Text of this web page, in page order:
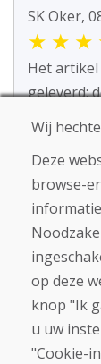
SK Oker,
★ ★ ★
Het
geleverd;
Jürgen
★★★
We
gebruikt...
Wij
Deze
browse-
op deze
knop "Ik
u uw
"Cookie-